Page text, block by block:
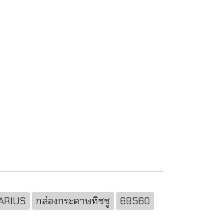
กล่องกระดาษทิชชู
69560